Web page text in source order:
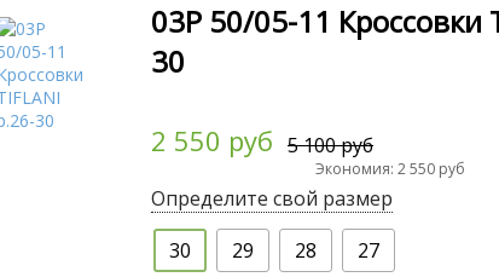
03Р 50/05-11 Кроссовки
30
2 550 руб 5 100 руб
Экономия: 2 550 руб
Определите свой размер
30
29 28 27